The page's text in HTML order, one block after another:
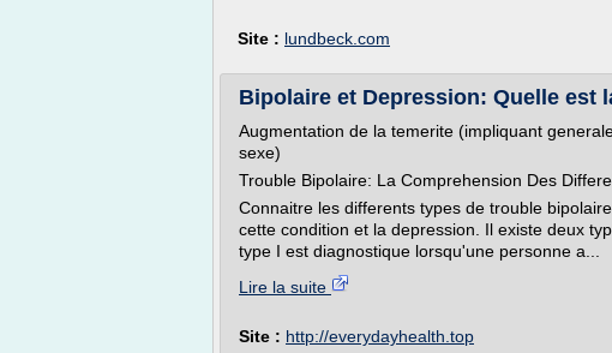
Site : lundbeck.com
Bipolaire et Depression: Quelle est
Augmentation de la temerite (impliquant
sexe)
Trouble Bipolaire: La Comprehension Des
Connaitre les differents types de trouble
cette condition et la depression. Il existe deux
type I est diagnostique lorsqu'une personne a...
Lire la suite
Site : http://everydayhealth.top